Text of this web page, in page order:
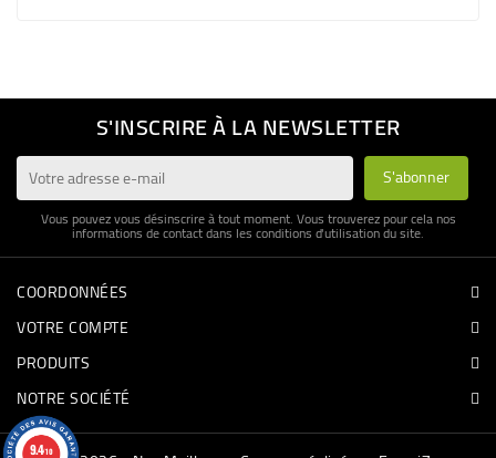
S'INSCRIRE À LA NEWSLETTER
Vous pouvez vous désinscrire à tout moment. Vous trouverez pour cela nos
informations de contact dans les conditions d'utilisation du site.
COORDONNÉES
VOTRE COMPTE
PRODUITS
NOTRE SOCIÉTÉ
9.4/10